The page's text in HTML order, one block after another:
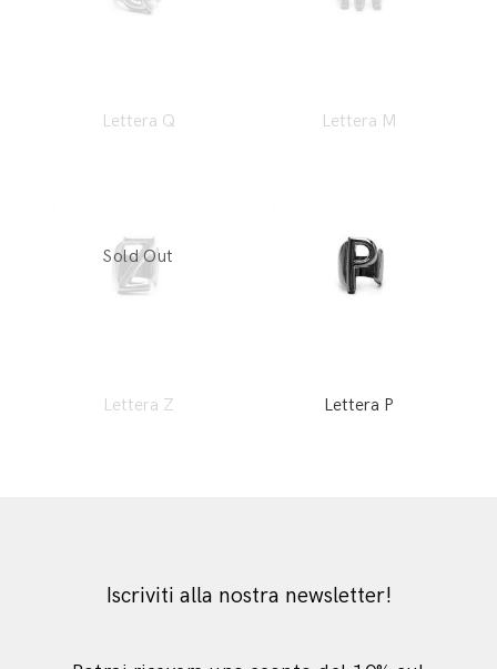
Lettera Q Lettera M
Lettera Z Lettera P
Iscriviti alla nostra newsletter!